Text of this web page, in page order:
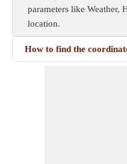
parameters like Weather,
location.
How to find the